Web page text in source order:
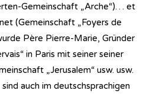
Gemeinschaft „Arche“)… et
(Gemeinschaft „Foyers de
Père Pierre-Marie, Gründer
in Paris mit seiner seiner
„Jerusalem“ usw. usw.
auch im deutschsprachigen